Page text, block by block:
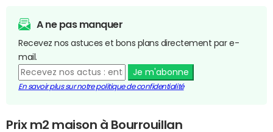
A ne pas manquer
Recevez nos astuces et bons plans directement par e-
mail.
Je m'abonne
En savoir plus sur notre politique de confidentialité
Prix m2 maison à Bourrouillan